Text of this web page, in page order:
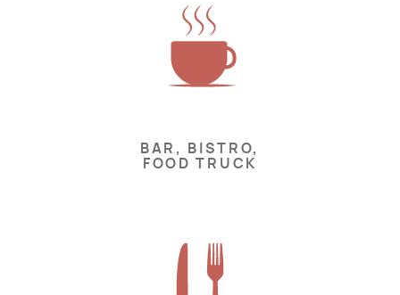
BAR, BISTRO,
FOOD TRUCK